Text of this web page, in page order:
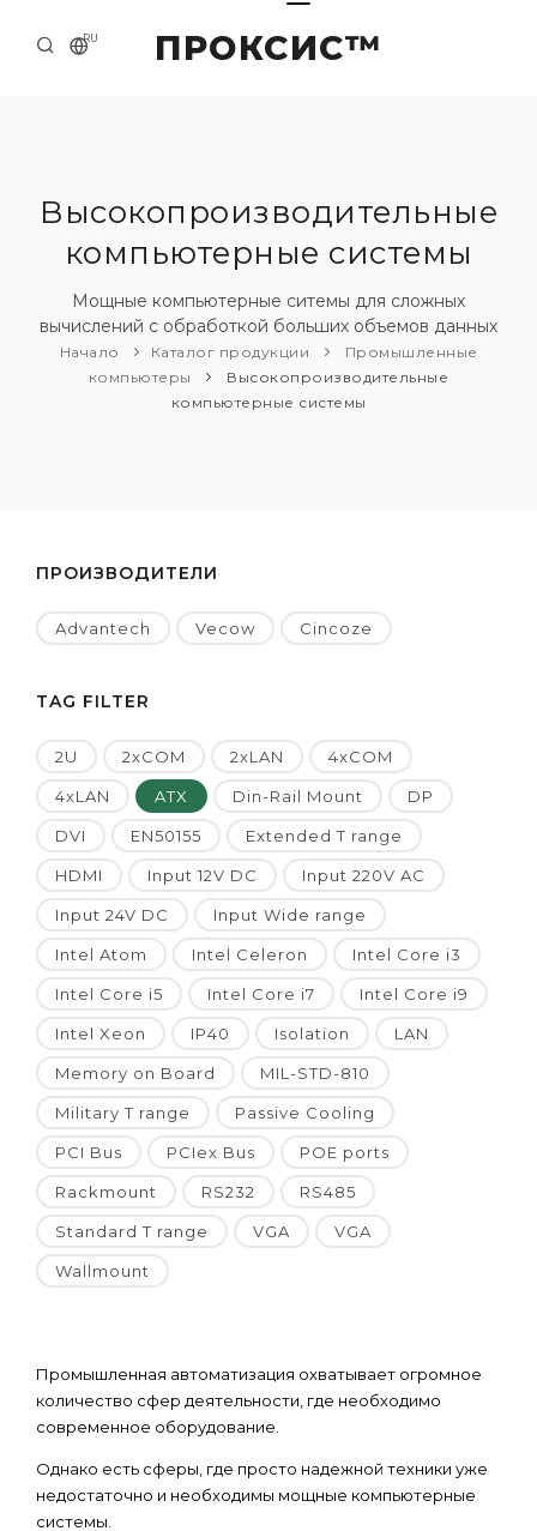
ПРОКСИС™
RU
О КОМПАНИИ
ПРИМЕРЫ И РЕШЕНИЯ
КАТАЛОГ ПРОДУКЦИИ
ПРЕСС-ЦЕНТР
Высокопроизводительные
компьютерные системы
Мощные компьютерные ситемы для сложных
вычислений с обработкой больших объемов данных
Начало Каталог продукции
Промышленные
компьютеры
Высокопроизводительные
компьютерные системы
ПРОИЗВОДИТЕЛИ
Advantech Vecow Cincoze
TAG FILTER
2U 2xCOM 2xLAN 4xCOM
4xLAN ATX Din-Rail Mount DP
DVI EN50155 Extended T range
HDMI Input 12V DC Input 220V AC
Input 24V DC Input Wide range
Intel Atom Intel Celeron Intel Core i3
Intel Core i5 Intel Core i7 Intel Core i9
Intel Xeon IP40 Isolation LAN
Memory on Board MIL-STD-810
Military T range Passive Cooling
PCI Bus PCIex Bus POE ports
Rackmount RS232 RS485
Standard T range VGA VGA
Wallmount
Промышленная автоматизация охватывает огромное
количество сфер деятельности, где необходимо
современное оборудование.
Однако есть сферы, где просто надежной техники уже
недостаточно и необходимы мощные компьютерные
системы.